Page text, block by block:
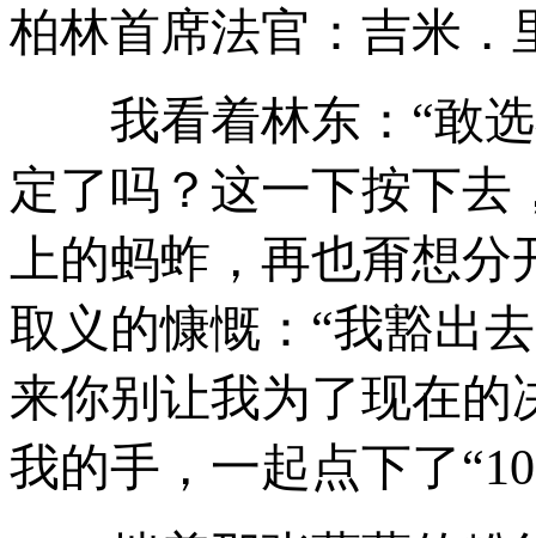
柏林首席法官：吉米．
我看着林东：“敢选
定了吗？这一下按下
上的蚂蚱，再也甭想
取义的慷慨：“我豁出
来你别让我为了现在的
我的手，一起点下了